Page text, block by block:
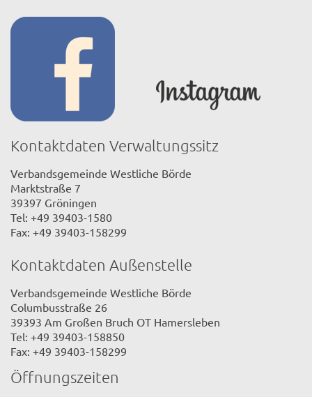
Kontaktdaten Verwaltungssitz
Verbandsgemeinde Westliche Börde
Marktstraße 7
39397 Gröningen
Tel: +49 39403-1580
Fax: +49 39403-158299
Kontaktdaten Außenstelle
Verbandsgemeinde Westliche Börde
Columbusstraße 26
39393 Am Großen Bruch OT Hamersleben
Tel: +49 39403-158850
Fax: +49 39403-158299
Öffnungszeiten